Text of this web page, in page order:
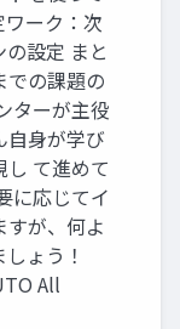
ーク：次
設定 まと
での課題の
ターが主役
自身が学び
て進めて
に応じてイ
すが、何よ
ょう！
All